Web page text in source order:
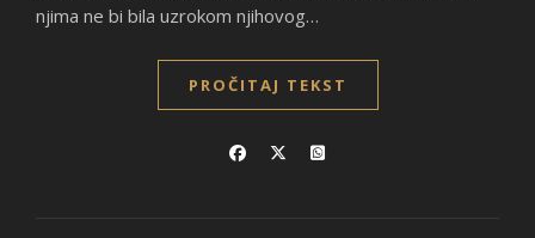
njima ne bi bila uzrokom njihovog…
PROČITAJ TEKST